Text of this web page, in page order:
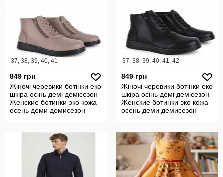
37, 38, 39, 40, 41
849 грн
Жіночі черевики ботінки еко
шкіра осінь демі демісезон
Женские ботинки эко кожа
осень деми демисезон
37, 38, 39, 40, 41, 42
849 грн
Жіночі черевики ботінки еко
шкіра осінь демі демісезон
Женские ботинки эко кожа
осень деми демисезон